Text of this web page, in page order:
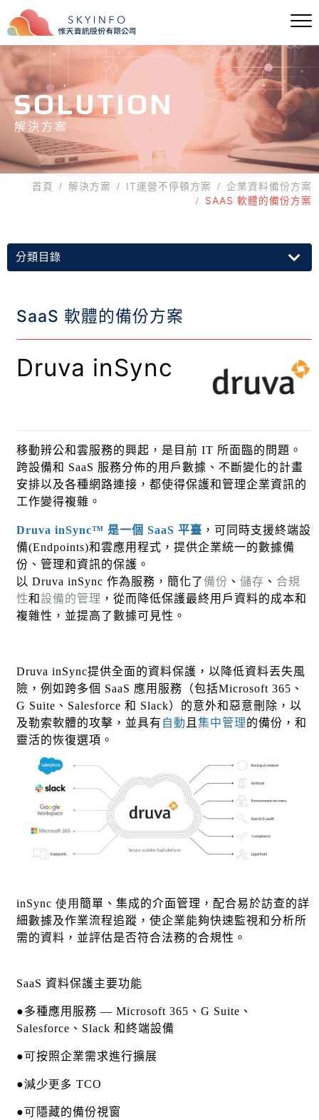
SOLUTION
解決方案
首頁 解決方案 IT運營不停頓方案
企業資料備份方案
SAAS 軟體的備份方案
分類目錄
SaaS 軟體的備份方案
Druva inSync
移動辨公和雲服務的興起，是目前 IT 所面臨的問題。
跨設備和 SaaS 服務分佈的用戶數據、不斷變化的計畫
安排以及各種網路連接 ， 都使得保護和管理企業資訊的
工作變得複雜。
Druva inSync™ 是一個 SaaS 平臺 ，可同時支援終端設
備(Endpoints)和雲應用程式，提供企業統一的數據備
份、管理和資訊的保護。
以 Druva inSync 作為服務，簡化了備份 、 儲存 、 合規
性和設備的管理 ，從而降低保護最終用戶資料的成本和
複雜性，並提高了數據可見性。
Druva inSync提供全面的資料保護，以降低資料丟失風
險，例如跨多個 SaaS 應用服務（包括Microsoft 365 、
G Suite 、 Salesforce 和 Slack）的意外和惡意刪除，以
及勒索軟體的攻擊，並具有 自動 且 集中管理的備份，和
靈活的恢復選項。
inSync 使用 簡單、集成的介面管理，配合易於訪查的詳
細數據及作業流程追蹤，使企業能夠快速監視和分析所
需的資料，並評估是否符合法務的合規性。
SaaS 資料保護主要功能
●多種應用服務 — Microsoft 365 、 G Suite 、
Salesforce 、 Slack 和終端設備
●可按照企業需求進行擴展
●減少更多 TCO
●可隱藏的備份視窗